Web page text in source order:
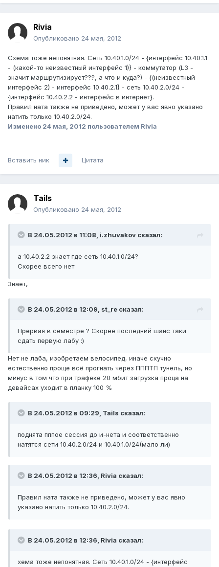
Rivia
Опубликовано 24 мая, 2012
Схема тоже непонятная. Сеть 10.40.1.0/24 - {интерфейс 10.40.1.1
- (какой-то неизвестный интерфейс 1)} - коммутатор (L3 -
значит маршрутизирует???, а что и куда?) - {(неизвестный
интерфейс 2) - интерфейс 10.40.2.1} - сеть 10.40.2.0/24 -
{интерфейс 10.40.2.2 - интерфейс в интернет}.
Правил ната также не приведено, может у вас явно указано
натить только 10.40.2.0/24.
Изменено 24 мая, 2012 пользователем Rivia
Вставить ник Цитата
Tails
Опубликовано 24 мая, 2012
В 24.05.2012 в 11:08, i.zhuvakov сказал:
а 10.40.2.2 знает где сеть 10.40.1.0/24?
Скорее всего нет
Знает,
В 24.05.2012 в 12:09, st_re сказал:
Прервая в семестре ? Скорее последний шанс таки
сдать первую лабу :)
Нет не лаба, изобретаем велосипед, иначе скучно
естественно проще всё прогнать через ПППТП тунель, но
минус в том что при трафеке 20 мбит загрузка проца на
девайсах уходит в планку 100 %
В 24.05.2012 в 09:29, Tails сказал:
поднята пппое сессия до и-нета и соответственно
натятся сети 10.40.2.0/24 и 10.40.1.0/24(мало ли)
В 24.05.2012 в 12:36, Rivia сказал:
Правил ната также не приведено, может у вас явно
указано натить только 10.40.2.0/24.
В 24.05.2012 в 12:36, Rivia сказал:
хема тоже непонятная. Сеть 10.40.1.0/24 - {интерфейс